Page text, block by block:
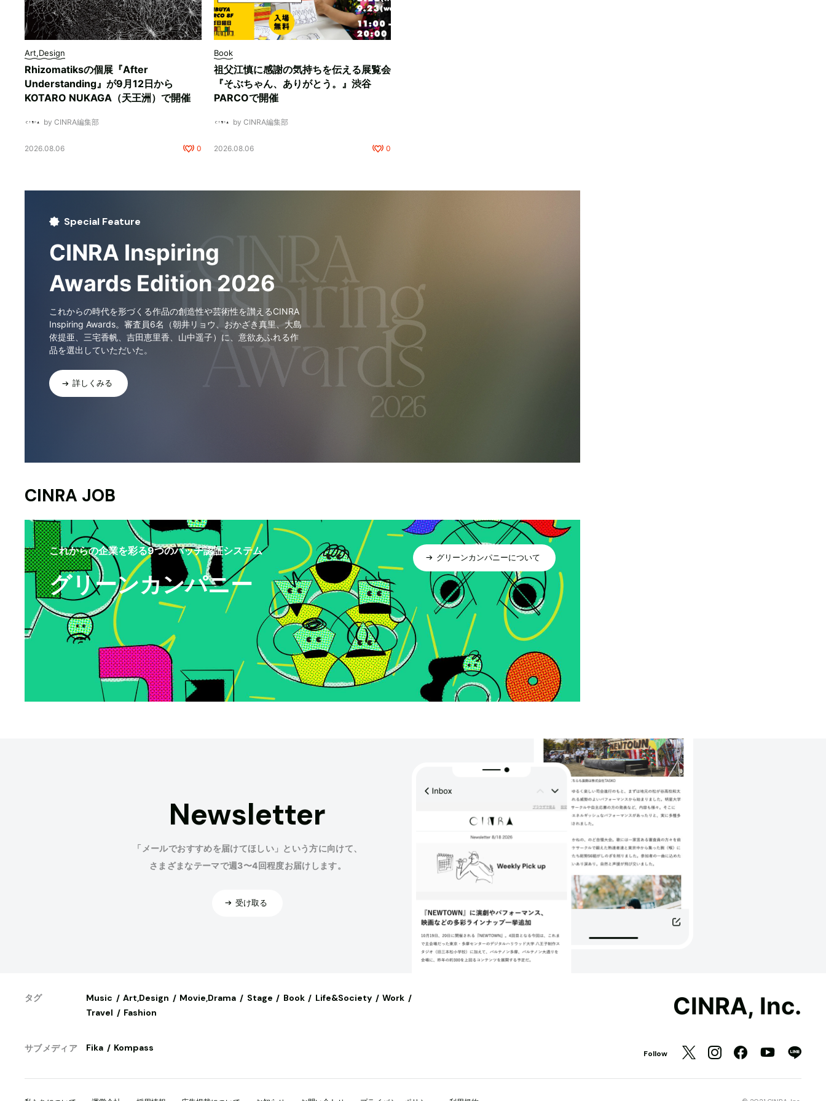
Art,Design
Rhizomatiksの個展『After
Understanding』が9月12日から
KOTARO NUKAGA（天王洲）で開催
by CINRA編集部
2026.08.06 0
Book
祖父江慎に感謝の気持ちを伝える展覧会
『そぶちゃん、ありがとう。』渋谷
PARCOで開催
by CINRA編集部
2026.08.06 0
Special Feature
CINRA Inspiring
Awards Edition 2026
これからの時代を形づくる作品の創造性や芸術性を讃えるCINRA
Inspiring Awards。審査員6名（朝井リョウ、おかざき真里、大島
依提亜、三宅香帆、吉田恵里香、山中遥子）に、意欲あふれる作
品を選出していただいた。
詳しくみる
CINRA JOB
これからの企業を彩る9つのバッヂ認証システム
グリーンカンパニー
グリーンカンパニーについて
Newsletter
「メールでおすすめを届けてほしい」という方に向けて、
さまざまなテーマで週3〜4回程度お届けします。
受け取る
タグ Music Art,Design Movie,Drama Stage Book Life&Society
Work
Travel
Fashion
サブメディア Fika Kompass
CINRA, Inc.
Follow